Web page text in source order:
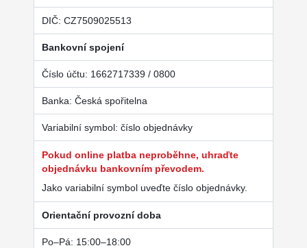
DIČ: CZ7509025513
Bankovní spojení
Číslo účtu: 1662717339 / 0800
Banka: Česká spořitelna
Variabilní symbol: číslo objednávky
Pokud online platba neproběhne, uhraďte
objednávku bankovním převodem.
Jako variabilní symbol uveďte číslo objednávky.
Orientační provozní doba
Po–Pá: 15:00–18:00